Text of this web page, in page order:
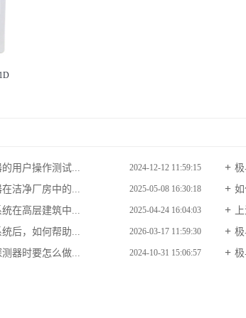
用户操作测试... 2024-12-12 11:59:15
洁净厂房中的...
2025-05-08 16:30:18
在高层建筑中...
2025-04-24 16:04:03
后，如何帮助...
2026-03-17 11:59:30
器时要怎么做...
2024-10-31 15:06:57